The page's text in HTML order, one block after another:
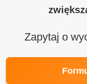
Zapytaj o